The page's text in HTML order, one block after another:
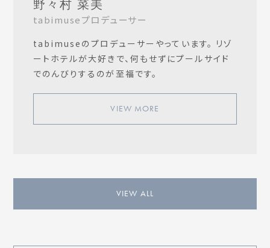
野々村 菜美
tabimuseプロデューサー
tabimuseのプロデューサーやっています。 リゾ
ートホテルが大好きで、何もせずにプールサイド
でのんびりするのが至福です。
VIEW MORE
VIEW ALL